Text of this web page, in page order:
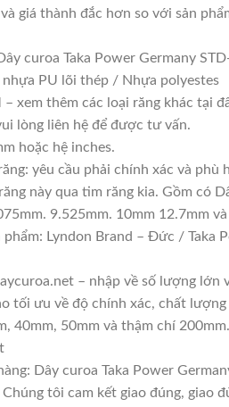
giá thành đắc hơn so với sản
curoa Taka Power Germany
PU lõi thép / Nhựa polyestes
xem thêm các loại răng khác tại
lòng liên hệ để được tư vấn.
hoặc hệ inches.
yêu cầu phải chính xác và
này qua tim răng kia. Gồm có
9.525mm. 10mm 12.7mm
phẩm: Lyndon Brand – Đức /
– nhập về số lượng lớn
tối ưu về độ chính xác, chất
40mm, 50mm và thậm chí
Dây curoa Taka Power
tôi cam kết giao đúng, giao